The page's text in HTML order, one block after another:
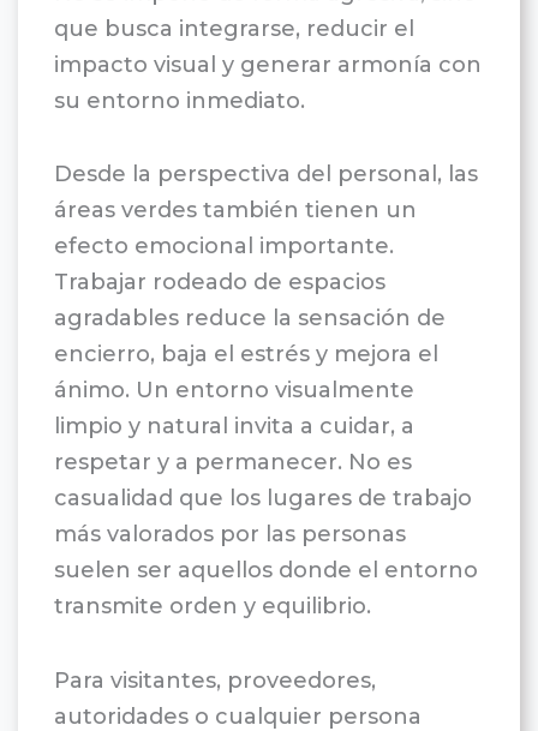
que busca integrarse, reducir el
impacto visual y generar armonía con
su entorno inmediato.
Desde la perspectiva del personal, las
áreas verdes también tienen un
efecto emocional importante.
Trabajar rodeado de espacios
agradables reduce la sensación de
encierro, baja el estrés y mejora el
ánimo. Un entorno visualmente
limpio y natural invita a cuidar, a
respetar y a permanecer. No es
casualidad que los lugares de trabajo
más valorados por las personas
suelen ser aquellos donde el entorno
transmite orden y equilibrio.
Para visitantes, proveedores,
autoridades o cualquier persona